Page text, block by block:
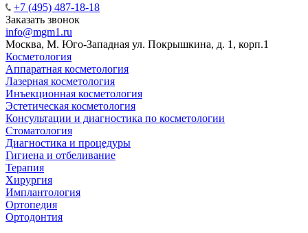
+7 (495) 487-18-18
Заказать звонок
info@mgm1.ru
Москва, М. Юго-Западная ул. Покрышкина, д. 1, корп.1
Косметология
Аппаратная косметология
Лазерная косметология
Инъекционная косметология
Эстетическая косметология
Консультации и диагностика по косметологии
Стоматология
Диагностика и процедуры
Гигиена и отбеливание
Терапия
Хирургия
Имплантология
Ортопедия
Ортодонтия